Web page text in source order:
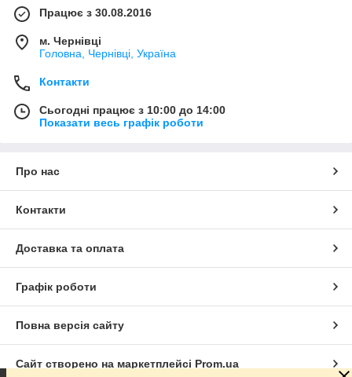
Працює з 30.08.2016
м. Чернівці
Головна, Чернівці, Україна
Контакти
Сьогодні працює з 10:00 до 14:00
Показати весь графік роботи
Про нас
Контакти
Доставка та оплата
Графік роботи
Повна версія сайту
Сайт створено на маркетплейсі Prom.ua